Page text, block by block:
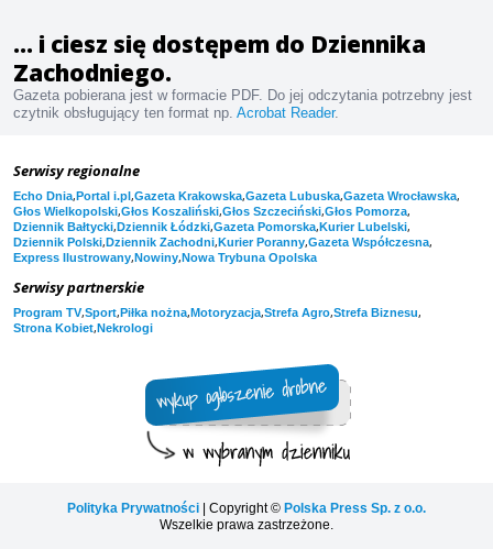
... i ciesz się dostępem do Dziennika
Zachodniego.
Gazeta pobierana jest w formacie PDF. Do jej odczytania potrzebny jest
czytnik obsługujący ten format np. Acrobat Reader.
Serwisy regionalne
Echo Dnia,Portal i.pl,Gazeta Krakowska,Gazeta Lubuska,Gazeta Wrocławska,
Głos Wielkopolski,Głos Koszaliński,Głos Szczeciński,Głos Pomorza,
Dziennik Bałtycki,Dziennik Łódzki,Gazeta Pomorska,Kurier Lubelski,
Dziennik Polski,Dziennik Zachodni,Kurier Poranny,Gazeta Współczesna,
Express Ilustrowany,Nowiny,Nowa Trybuna Opolska
Serwisy partnerskie
Program TV,Sport,Piłka nożna,Motoryzacja,Strefa Agro,Strefa Biznesu,
Strona Kobiet,Nekrologi
Polityka Prywatności | Copyright © Polska Press Sp. z o.o.
Wszelkie prawa zastrzeżone.